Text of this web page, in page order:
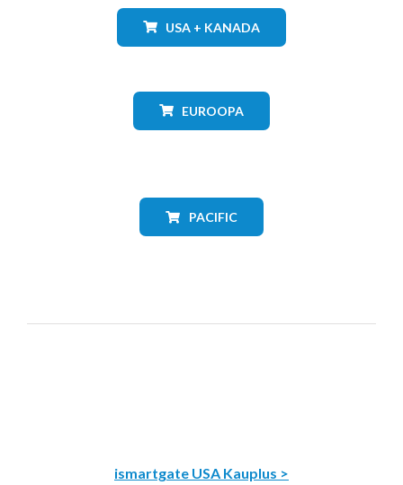
USA + KANADA
EUROOPA
PACIFIC
ismartgate USA Kauplus >